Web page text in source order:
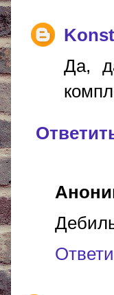
Да,